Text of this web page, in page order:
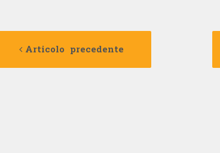
articoloArticolo precedente
Articolo